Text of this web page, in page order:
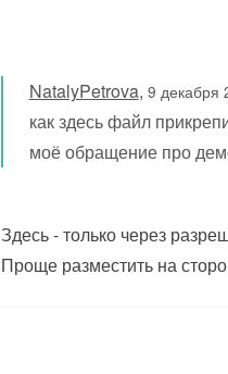
NatalyPetrova, 9 декабря
как здесь файл
моё обращение про
Здесь - только через
Проще разместить на